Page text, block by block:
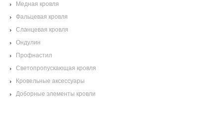
Медная кровля
Фальцевая кровля
Сланцевая кровля
Ондулин
Профнастил
Светопропускающая кровля
Кровельные аксессуары
Доборные элементы кровли